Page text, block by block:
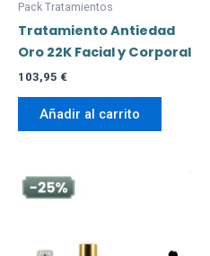
Pack Tratamientos
Tratamiento Antiedad
Oro 22K Facial y Corporal
103,95 €
Añadir al carrito